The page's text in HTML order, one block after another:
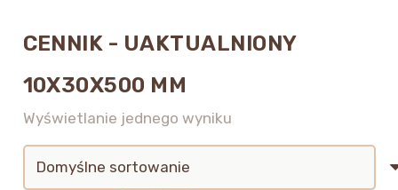
CENNIK - UAKTUALNIONY
10X30X500 MM
Wyświetlanie jednego wyniku